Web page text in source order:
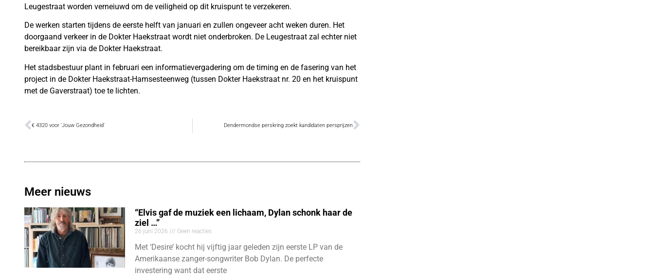
Leugestraat worden verneiuwd om de veiligheid op dit kruispunt te verzekeren.
De werken starten tijdens de eerste helft van januari en zullen ongeveer acht weken duren. Het
doorgaand verkeer in de Dokter Haekstraat wordt niet onderbroken. De Leugestraat zal echter niet
bereikbaar zijn via de Dokter Haekstraat.
Het stadsbestuur plant in februari een informatievergadering om de timing en de fasering van het
project in de Dokter Haekstraat-Hamsesteenweg (tussen Dokter Haekstraat nr. 20 en het kruispunt
met de Gaverstraat) toe te lichten.
€ 4320 voor ‘Jouw Gezondheid’ Dendermondse perskring zoekt kandidaten persprijzen
Meer nieuws
“Elvis gaf de muziek een lichaam, Dylan schonk haar de
ziel …”
26 juni 2026 Geen reacties
Met ‘Desire’ kocht hij vijftig jaar geleden zijn eerste LP van de
Amerikaanse zanger-songwriter Bob Dylan. De perfecte
investering want dat eerste